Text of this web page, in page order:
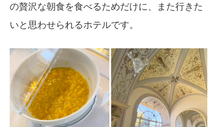
の贅沢な朝食を食べるためだけに、また行きた
いと思わせられるホテルです。